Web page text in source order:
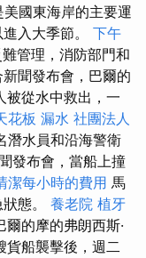
國東海岸的主要運
入大季節。 下午
難管理，消防部門和
聞發布會，巴爾的
被從水中救出，一
花板 漏水 社團法人
潛水員和沿海警衛
發布會，當船上撞
潔每小時的費用 馬
態。 養老院 植牙
的摩的弗朗西斯·
船襲擊後，週二